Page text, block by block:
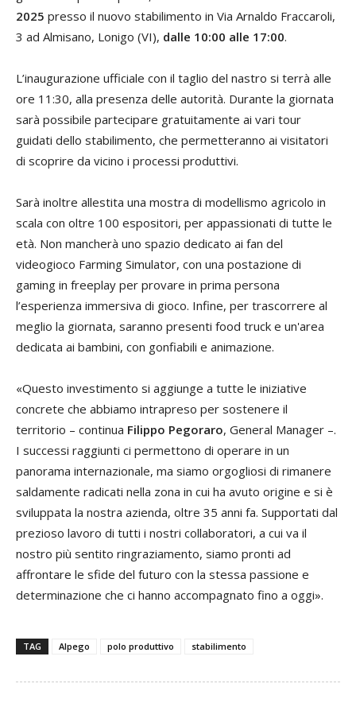
2025 presso il nuovo stabilimento in Via Arnaldo Fraccaroli,
3 ad Almisano, Lonigo (VI), dalle 10:00 alle 17:00.
L’inaugurazione ufficiale con il taglio del nastro si terrà alle
ore 11:30, alla presenza delle autorità. Durante la giornata
sarà possibile partecipare gratuitamente ai vari tour
guidati dello stabilimento, che permetteranno ai visitatori
di scoprire da vicino i processi produttivi.
Sarà inoltre allestita una mostra di modellismo agricolo in
scala con oltre 100 espositori, per appassionati di tutte le
età. Non mancherà uno spazio dedicato ai fan del
videogioco Farming Simulator, con una postazione di
gaming in freeplay per provare in prima persona
l’esperienza immersiva di gioco. Infine, per trascorrere al
meglio la giornata, saranno presenti food truck e un'area
dedicata ai bambini, con gonfiabili e animazione.
«Questo investimento si aggiunge a tutte le iniziative
concrete che abbiamo intrapreso per sostenere il
territorio – continua Filippo Pegoraro, General Manager –.
I successi raggiunti ci permettono di operare in un
panorama internazionale, ma siamo orgogliosi di rimanere
saldamente radicati nella zona in cui ha avuto origine e si è
sviluppata la nostra azienda, oltre 35 anni fa. Supportati dal
prezioso lavoro di tutti i nostri collaboratori, a cui va il
nostro più sentito ringraziamento, siamo pronti ad
affrontare le sfide del futuro con la stessa passione e
determinazione che ci hanno accompagnato fino a oggi».
TAG Alpego polo produttivo stabilimento